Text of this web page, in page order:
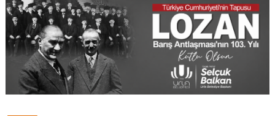
Künye
Ankara
TBMM